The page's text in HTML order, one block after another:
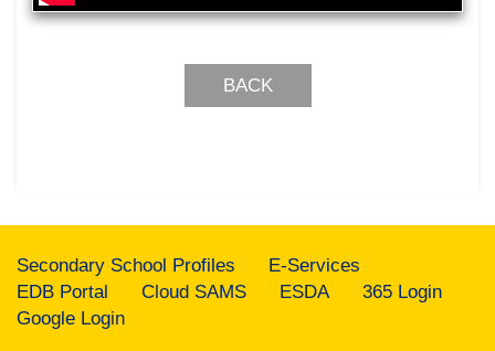
BACK
Secondary School Profiles
E-Services
EDB Portal
Cloud SAMS ESDA
365 Login
Google Login